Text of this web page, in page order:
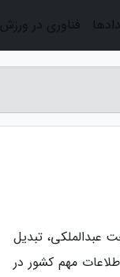
حجت عبدالملکی، تبدیل
مهم کشور در
فناوری در ورزش